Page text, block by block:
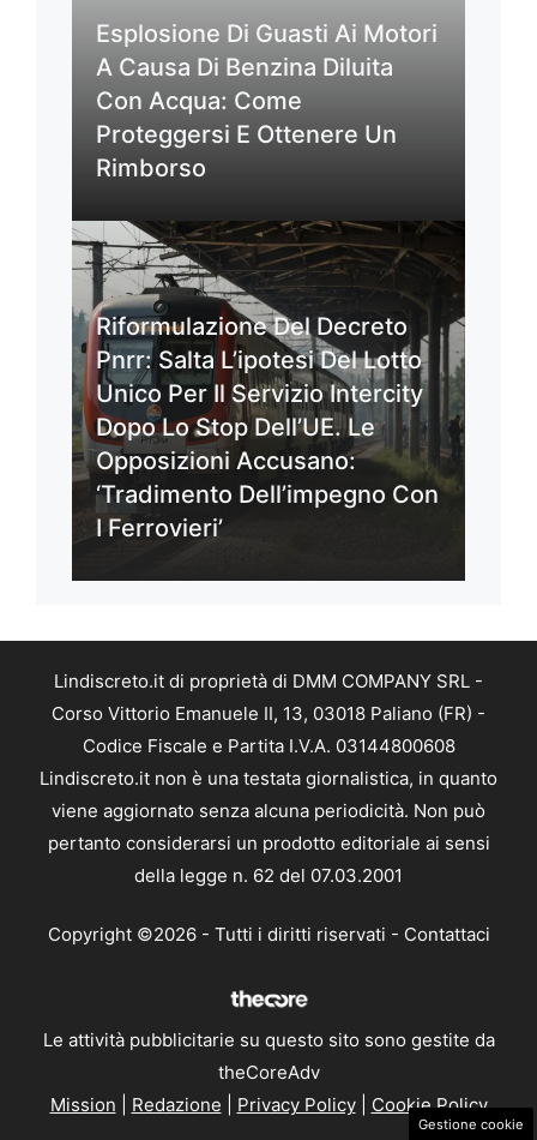
Esplosione Di Guasti Ai Motori
A Causa Di Benzina Diluita
Con Acqua: Come
Proteggersi E Ottenere Un
Rimborso
Riformulazione Del Decreto
Pnrr: Salta L’ipotesi Del Lotto
Unico Per Il Servizio Intercity
Dopo Lo Stop Dell’UE. Le
Opposizioni Accusano:
‘Tradimento Dell’impegno Con
I Ferrovieri’
Lindiscreto.it di proprietà di DMM COMPANY SRL -
Corso Vittorio Emanuele II, 13, 03018 Paliano (FR) -
Codice Fiscale e Partita I.V.A. 03144800608
Lindiscreto.it non è una testata giornalistica, in quanto
viene aggiornato senza alcuna periodicità. Non può
pertanto considerarsi un prodotto editoriale ai sensi
della legge n. 62 del 07.03.2001
Copyright ©2026 - Tutti i diritti riservati - Contattaci
Le attività pubblicitarie su questo sito sono gestite da
theCoreAdv
Mission
Redazione Privacy Policy| Cookie Policy
Gestione cookie